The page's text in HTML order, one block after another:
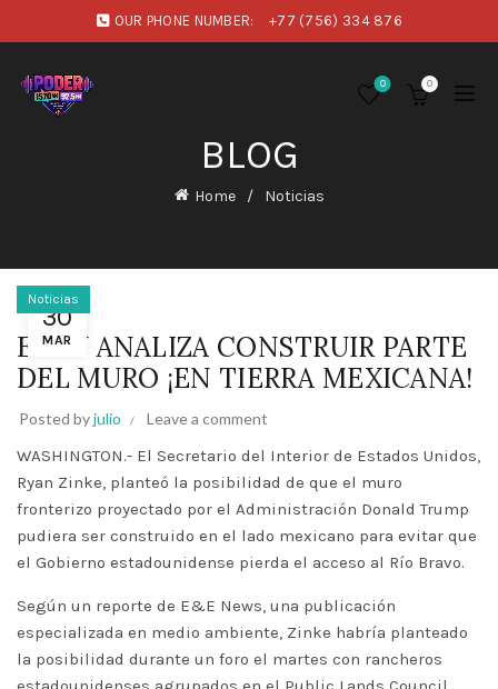
OUR PHONE NUMBER: +77 (756) 334 876
0 0
BLOG
Home Noticias
30
MAR
Noticias
EEUU ANALIZA CONSTRUIR PARTE
DEL MURO ¡EN TIERRA MEXICANA!
Posted byjulio Leave a comment
WASHINGTON.- El Secretario del Interior de Estados Unidos,
Ryan Zinke, planteó la posibilidad de que el muro
fronterizo proyectado por el Administración Donald Trump
pudiera ser construido en el lado mexicano para evitar que
el Gobierno estadounidense pierda el acceso al Río Bravo.
Según un reporte de E&E News, una publicación
especializada en medio ambiente, Zinke habría planteado
la posibilidad durante un foro el martes con rancheros